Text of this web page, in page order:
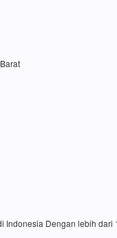
Indonesia Dengan lebih